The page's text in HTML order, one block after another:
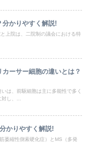
分かりやすく解説!
上院は、二院制の議会における特
ーサー細胞の違いとは？
は、前駆細胞は主に多能性で多く
対し、...
かりやすく解説!
萎縮性側索硬化症）とMS（多発